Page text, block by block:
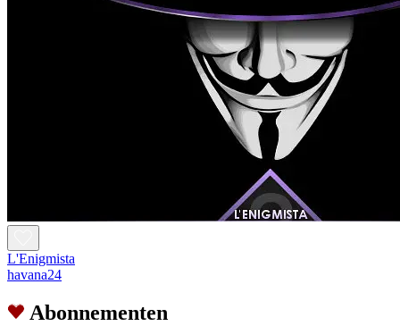
L'Enigmista
havana24
Abonnementen